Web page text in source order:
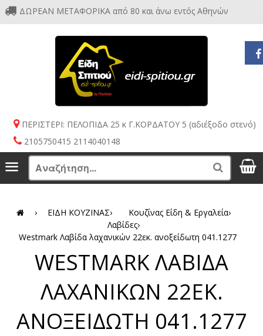
ΔΩΡΕΑΝ ΜΕΤΑΦΟΡΙΚΑ από 80 και άνω εντός Αθηνών
ΠΕΡΙΣΤΕΡΙ: ΠΕΛΟΠΙΔΑ 25 κ Γ.ΚΟΡΔΑΤΟΥ 5 (αδιέξοδο στενό)
2105750415 2114040148
Menu Search
› ΕΙΔΗ ΚΟΥΖΙΝΑΣ› Κουζίνας Είδη & Εργαλεία›
Λαβίδες›
Westmark Λαβίδα λαχανικών 22εκ. ανοξείδωτη 041.1277
WESTMARK ΛΑΒΙΔΑ
ΛΑΧΑΝΙΚΩΝ 22ΕΚ.
ΑΝΟΞΕΙΔΩΤΗ 041.1277